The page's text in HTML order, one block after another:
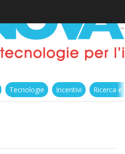
Tecnologie Incentivi Ricerca